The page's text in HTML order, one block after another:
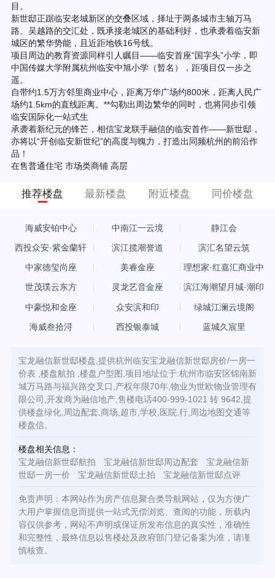
目。
新世邸正踞临安老城新区的交叠区域，择址于两条城市主轴万马
路、吴越路的交汇处，既承接老城区的基础利好，也承袭着临安新
城区的繁华势能，且近距地铁16号线。
项目周边的教育资源同样引人瞩目——临安首座“国字头”小学，即
中国传媒大学附属杭州临安中旭小学（暂名），距项目仅一步之
遥。
自带约1.5万方邻里商业中心，距离万华广场约800米，距离人民广
场约1.5km的直线距离。**勾勒出周边繁华的同时，也将同步引领
临安国际化一站式生
承袭着新纪元的锋芒，相信宝龙联手融信的临安首作——新世邸，
亦将以“开创临安新世纪”的高度与魄力，打造出同频杭州的前沿作
品！
在售普通住宅 市场类商铺 高层
推荐楼盘 最新楼盘 附近楼盘 同价楼盘
海威安铂中心 中南江一云境 静江会
西投众安·紫金蘭轩 滨江揽潮誉道 滨汇名望云筑
中家德玺尚座 美睿金座
理想家·红嘉汇商业中
世茂璞云东方 灵龙艺音金座 滨江海潮望月城·潮印
中豪悦和金座 众安滨和印 绿城江澜云境阁
海威叁拾浔 西投银泰城 蓝城久宸里
宝龙融信新世邸楼盘,提供杭州临安宝龙融信新世邸房价/一房一
价表 ,楼盘航拍 ,楼盘户型图,项目地址位于:杭州市临安区锦南新
城万马路与福兴路交叉口,产权年限70年,物业为世欧物业管理有
限公司,开发商为融信地产,售楼电话400-999-1021 转 9642,提
供楼盘绿化,周边配套,商场,超市,学校,医院,行,周边地图交通等
楼盘信。
楼盘相关信息：
宝龙融信新世邸航拍
宝龙融信新世邸周边配套
宝龙融信新
世邸一房一价
宝龙融信新世邸土拍 宝龙融信新世邸点评
免责声明：本网站作为房产信息聚合类导航网站，仅为方便广
大用户掌握信息而提供一站式无偿浏览、查阅的功能，所载内
容仅供参考，网站不声明或保证所发布信息的真实性，准确性
和完整性，最终信息以售楼处及政府部门登记备案为准，请谨
慎核查。